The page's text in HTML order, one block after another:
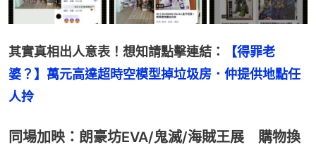
其實真相出人意表！想知請點擊連結：
【得罪老
婆？】萬元高達超時空模型掉垃圾房．仲提供地點任
人拎
同場加映：朗豪坊EVA/鬼滅/海賊王展 購物換